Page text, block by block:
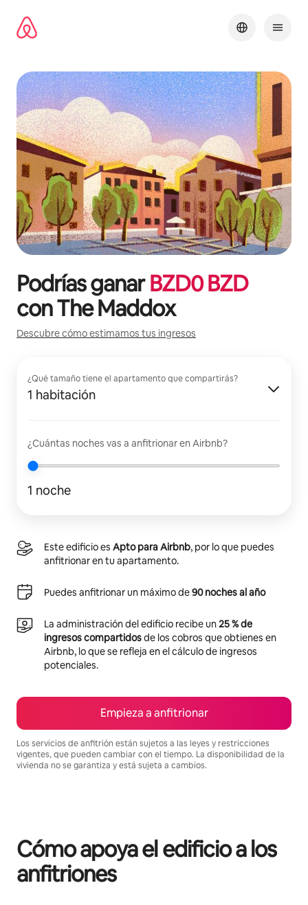
contenido
Podrías ganarBZD0BZD
conThe Maddox
Descubre cómo estimamos tus ingresos
¿Qué tamaño tiene el apartamento que compartirás?
1 habitación
¿Cuántas noches vas a anfitrionar en Airbnb?
1 noche
Este edificio es Apto para Airbnb, por lo que puedes
anfitrionar en tu apartamento.
Puedes anfitrionar un máximo de90 noches al año
La administración del edificio recibe un25 % de
ingresos compartidosde los cobros que obtienes en
Airbnb, lo que se refleja en el cálculo de ingresos
potenciales.
Empieza a anfitrionar
Los servicios de anfitrión están sujetos a las leyes y restricciones
vigentes, que pueden cambiar con el tiempo. La disponibilidad de la
vivienda no se garantiza y está sujeta a cambios.
Cómo apoya el edificio a los
anfitriones